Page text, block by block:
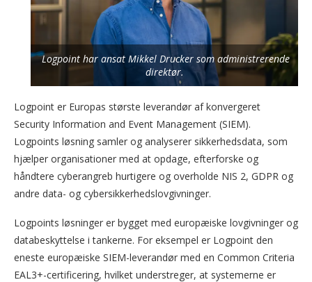
Logpoint har ansat Mikkel Drucker som administrerende
direktør.
Logpoint er Europas største leverandør af konvergeret
Security Information and Event Management (SIEM).
Logpoints løsning samler og analyserer sikkerhedsdata, som
hjælper organisationer med at opdage, efterforske og
håndtere cyberangreb hurtigere og overholde NIS 2, GDPR og
andre data- og cybersikkerhedslovgivninger.
Logpoints løsninger er bygget med europæiske lovgivninger og
databeskyttelse i tankerne. For eksempel er Logpoint den
eneste europæiske SIEM-leverandør med en Common Criteria
EAL3+-certificering, hvilket understreger, at systemerne er